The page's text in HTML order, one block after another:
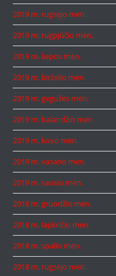
2019 m. rugsėjo mėn.
2019 m. rugpjūčio mėn.
2019 m. liepos mėn.
2019 m. birželio mėn.
2019 m. gegužės mėn.
2019 m. balandžio mėn.
2019 m. kovo mėn.
2019 m. vasario mėn.
2019 m. sausio mėn.
2018 m. gruodžio mėn.
2018 m. lapkričio mėn.
2018 m. spalio mėn.
2018 m. rugsėjo mėn.